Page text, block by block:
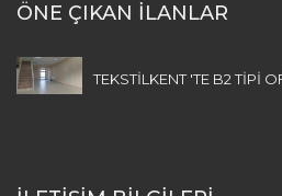
ÖNE ÇIKAN İLANLAR
TEKSTİLKENT 'TE B2 TİPİ